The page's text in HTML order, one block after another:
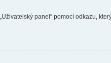
panel“ pomocí odkazu,